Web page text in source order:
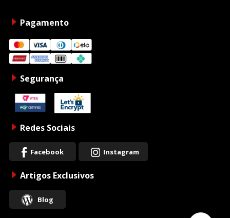
Pagamento
Segurança
Redes Sociais
Facebook Instagram
Artigos Exclusivos
Blog